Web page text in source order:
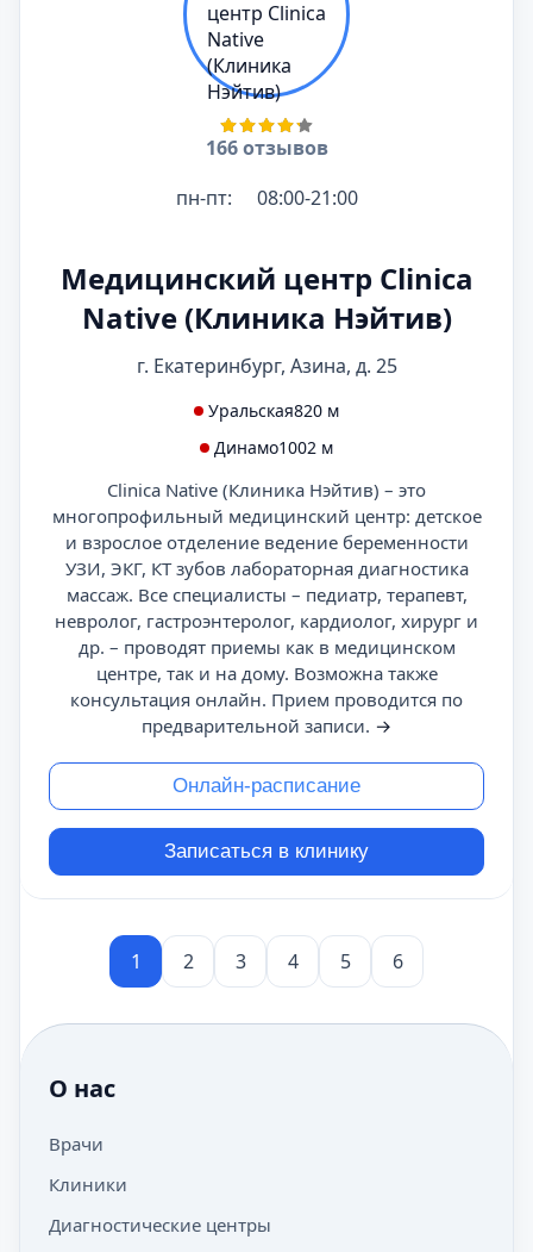
166 отзывов
пн-пт:
08:00-21:00
Медицинский центр Clinica
Native (Клиника Нэйтив)
г. Екатеринбург, Азина, д. 25
Уральская820 м
Динамо1002 м
Clinica Native (Клиника Нэйтив) – это
многопрофильный медицинский центр: детское
и взрослое отделение ведение беременности
УЗИ, ЭКГ, КТ зубов лабораторная диагностика
массаж. Все специалисты – педиатр, терапевт,
невролог, гастроэнтеролог, кардиолог, хирург и
др. – проводят приемы как в медицинском
центре, так и на дому. Возможна также
консультация онлайн. Прием проводится по
предварительной записи. →
Онлайн-расписание
Записаться в клинику
1 2 3 4 5 6
О нас
Врачи
Клиники
Диагностические центры